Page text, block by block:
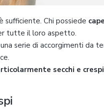
sufficiente. Chi possiede
tutte il loro aspetto.
serie di accorgimenti da
secchi e